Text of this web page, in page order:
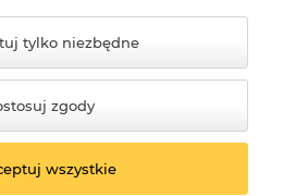
tylko niezbędne
zgody
wszystkie